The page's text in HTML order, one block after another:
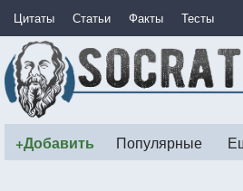
Цитаты Статьи Факты Тесты
+Добавить Популярные